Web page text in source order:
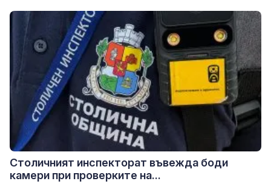
Столичният инспекторат въвежда боди
камери при проверките на...